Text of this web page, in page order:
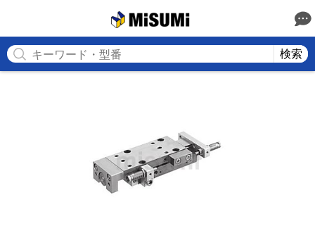
検索